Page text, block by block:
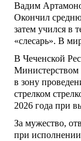
Вадим
Окончил
затем учился в
«слесарь». В
В Чеченской
Министерством
в зону
стрелком
2026 года при
За мужество,
при